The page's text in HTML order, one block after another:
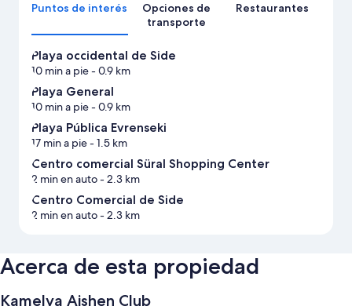
Puntos de interés
Opciones de
transporte
Restaurantes
Playa occidental de Side
10 min a pie- 0.9 km
Playa General
10 min a pie- 0.9 km
Playa Pública Evrenseki
17 min a pie- 1.5 km
Centro comercial Süral Shopping Center
2 min en auto- 2.3 km
Centro Comercial de Side
2 min en auto- 2.3 km
Acerca de esta propiedad
Kamelya Aishen Club